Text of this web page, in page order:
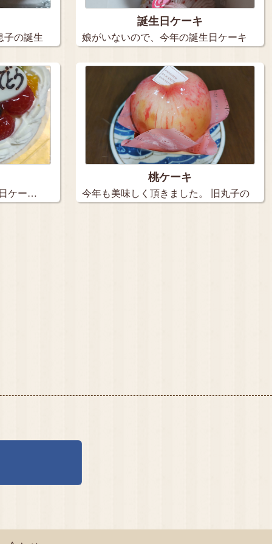
子の誕生
誕生日ケーキ
娘がいないので、今年の誕生日ケーキ
ケー…
桃ケーキ
今年も美味しく頂きました。 旧丸子の